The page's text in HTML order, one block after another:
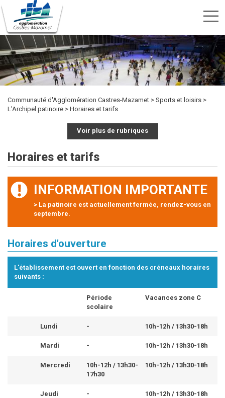
Aller
au
contenu
principal
Menu
nav
Rechercher
Rechercher
TRANSPORTS
SPORTS
ET
LOISIRS
CULTURE
ENVIRONNEMENT
ET
DÉCHETS
HABITAT
ÉTUDIER
DÉVELOPPEMENT
ECONOMIQUE
INTERCOMMUNALITÉ
MARCHÉS
PUBLICS
PUBLICITÉ
DES
ACTES
OFFRES
D'EMPLOI
KIOSQUE
Communauté d'Agglomération Castres-Mazamet
Sports et loisirs
L'Archipel patinoire
Horaires et tarifs
Voir plus de rubriques
Horaires et tarifs
INFORMATION IMPORTANTE
> La patinoire est actuellement fermée, rendez-vous en
septembre.
Horaires d'ouverture
L'établissement est ouvert en fonction des créneaux horaires
suivants :
Période
scolaire
Vacances zone C
Lundi - 10h-12h / 13h30-18h
Mardi - 10h-12h / 13h30-18h
Mercredi
10h-12h / 13h30-
17h30
10h-12h / 13h30-18h
Jeudi - 10h-12h / 13h30-18h